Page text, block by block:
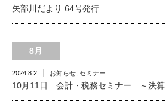
矢部川だより 64号発行
8月
2024.8.2 お知らせ セミナー
10月11日 会計・税務セミナー ～決算